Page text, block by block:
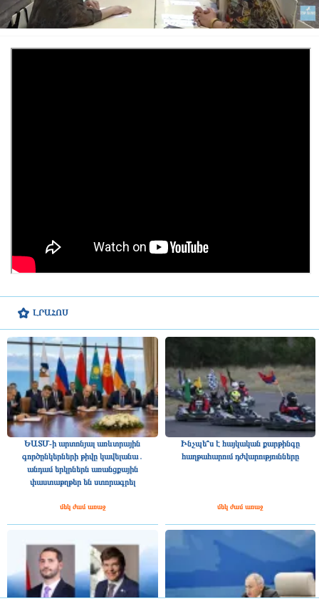
ԼՐԱՀՈՍ
ԵԱՏՄ-ի արտոնյալ առևտրային
գործընկերների թիվը կավելանա․
անդամ երկրներն առանցքային
փաստաթղթեր են ստորագրել
մեկ ժամ առաջ
Ինչպե՞ս է հայկական քարթինգը
հաղթահարում դժվարությունները
մեկ ժամ առաջ